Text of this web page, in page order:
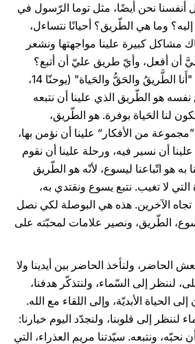
أنفسنا نحن أيضًا، مثل توما الرّسول في
وما هي الطّريق؟ أحيانًا نتساءل،
مشاكل كبيرة علينا مواجهتها ونشعر
أن أفعل، وأيّ طريق عليّ أن أتبع؟
لنصغِ إلى جواب يسوع: "أَنا الطَّريقُ والحَقُّ والحَياة" (يوحنّا 14،
نفسه هو الطّريق الذي علينا أن نتبعه
لنا الحَياة بوفرة. هو الطّريق،
”مجموعة من الأفكار“ علينا أن نؤمن بها،
أن نسير فيه، ورحلة علينا أن نقوم
به هو اتّباعنا ليسوع، لأنّه هو الطّريق
لا تغيب. نتبع يسوع ونقتدي به،
الآخرين. هذه هي البوصلة لكي نصل
الطّريق، ونصير علامات لمحبّته على
الحاضر، ولنأخذ الحاضر بين أيدينا ولا
لننظر إلى السّماء، ولنتذكّر هدفنا،
الحياة الأبديّة، وإلى اللقاء مع الله.
لننظر إلى قلوبنا، ولنجدّد اليوم خيارنا:
نحبّه، ونتبعه. سيّدتنا مريم العذراء، التي